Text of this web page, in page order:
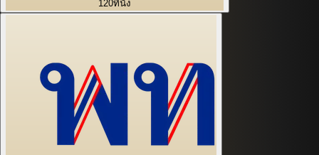
120ที่นั่ง